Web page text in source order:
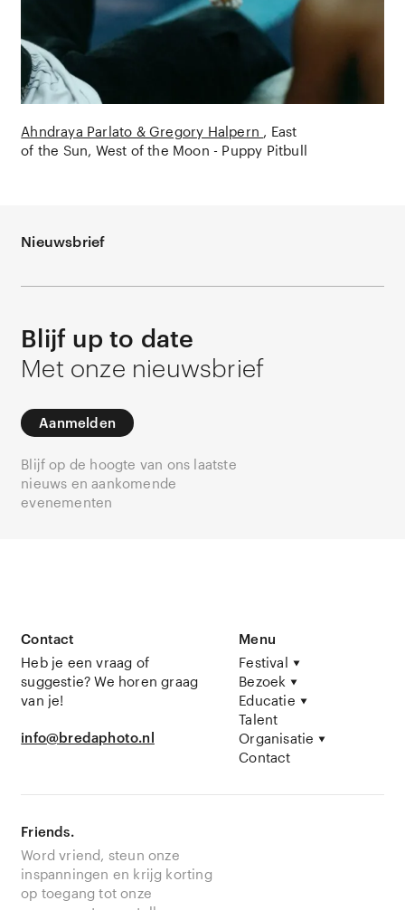
Ahndraya Parlato & Gregory Halpern
East
of the Sun, West of the Moon - Puppy Pitbull
Nieuwsbrief
Blijf up to date
Met onze nieuwsbrief
Aanmelden
Blijf op de hoogte van ons laatste
nieuws en aankomende
evenementen
Contact
Heb je een vraag of
suggestie? We horen graag
van je!
info@bredaphoto.nl
Menu
Festival
Bezoek
Educatie
Talent
Organisatie
Contact
Friends.
Word vriend, steun onze
inspanningen en krijg korting
op toegang tot onze